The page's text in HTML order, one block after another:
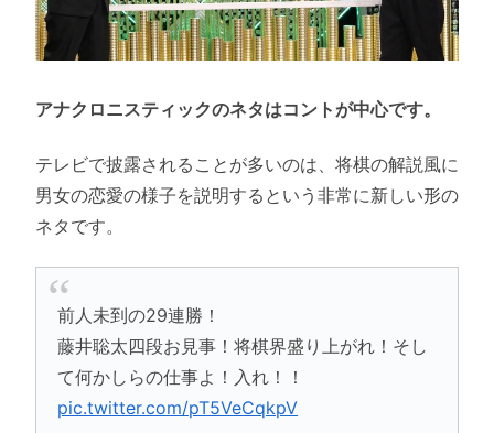
アナクロニスティックのネタはコントが中心です。
テレビで披露されることが多いのは、将棋の解説風に
男女の恋愛の様子を説明するという非常に新しい形の
ネタです。
前人未到の29連勝！
藤井聡太四段お見事！将棋界盛り上がれ！そし
て何かしらの仕事よ！入れ！！
pic.twitter.com/pT5VeCqkpV